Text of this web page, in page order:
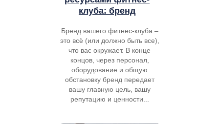
клуба: бренд
Бренд вашего фитнес-клуба –
это всё (или должно быть все),
что вас окружает. В конце
концов, через персонал,
оборудование и общую
обстановку бренд передает
вашу главную цель, вашу
репутацию и ценности...